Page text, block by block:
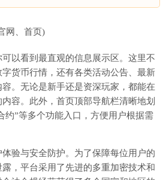
以看到最直观的信息展示区。这里不
货币行情，还有各类活动公告、最新
。无论是新手还是资深玩家，都能在
容。此外，首页顶部导航栏清晰地划
约”等多个功能入口，方便用户根据需
验与安全防护。为了保障每位用户的
，平台采用了先进的多重加密技术和